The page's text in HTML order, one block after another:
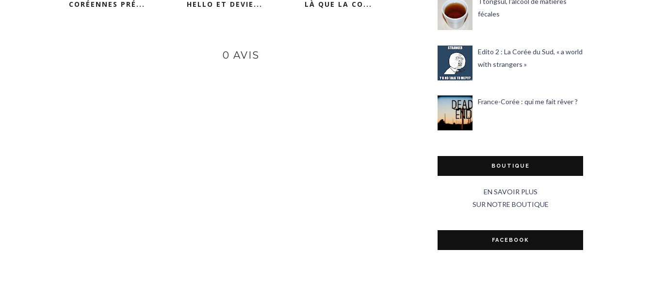
CORÉENNES PRÉ...
HELLO ET DEVIE...
LÀ QUE LA CO...
0 AVIS
fécales
Edito 2 : La Corée du Sud, « a world
with strangers »
France-Corée : qui me fait rêver ?
BOUTIQUE
EN SAVOIR PLUS
SUR NOTRE BOUTIQUE
FACEBOOK